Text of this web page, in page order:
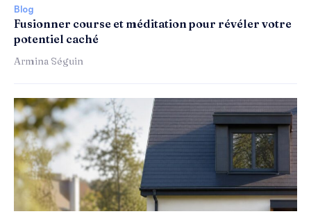
Blog
Fusionner course et méditation pour révéler votre
potentiel caché
Armina Séguin